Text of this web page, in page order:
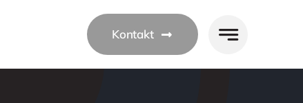
Kontakt